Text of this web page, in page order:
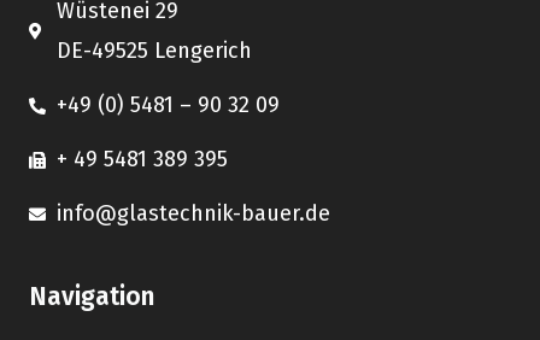
Wüstenei 29
DE-49525 Lengerich
+49 (0) 5481 – 90 32 09
+ 49 5481 389 395
info@glastechnik-bauer.de
Navigation